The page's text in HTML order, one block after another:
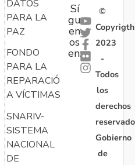
DATOS
PARA LA
PAZ
FONDO
PARA LA
REPARACIÓN
A VÍCTIMAS
SNARIV-
SISTEMA
NACIONAL
DE
Sí
gu
en
os
en:
©
Copyrigth
2023
-
Todos
los
derechos
Gobierno
de